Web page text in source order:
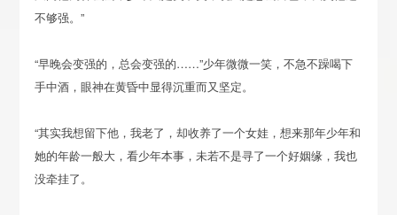
不够强。”
“早晚会变强的，总会变强的……”少年微微一笑，不急不躁喝下
手中酒，眼神在黄昏中显得沉重而又坚定。
“其实我想留下他，我老了，却收养了一个女娃，想来那年少年和
她的年龄一般大，看少年本事，未若不是寻了一个好姻缘，我也
没牵挂了。